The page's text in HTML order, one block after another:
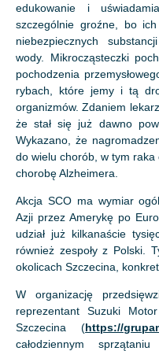
edukowanie i
szczególnie groźne, bo
niebezpiecznych
wody. Mikrocząsteczki
pochodzenia
rybach, które jemy i tą
organizmów. Zdaniem
że stał się już dawno
Wykazano, że
do wielu chorób, w tym
chorobę Alzheimera.
Akcja SCO ma wymiar
Azji przez Amerykę po
udział już kilkanaście
również zespoły z Polski.
okolicach Szczecina,
W organizację
reprezentant Suzuki
Szczecina (https://
całodziennym